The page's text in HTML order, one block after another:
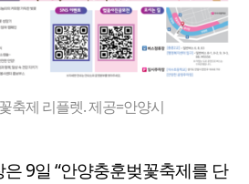
축제 리플렛. 제공=안양시
9일 “안양충훈벚꽃축제를 단